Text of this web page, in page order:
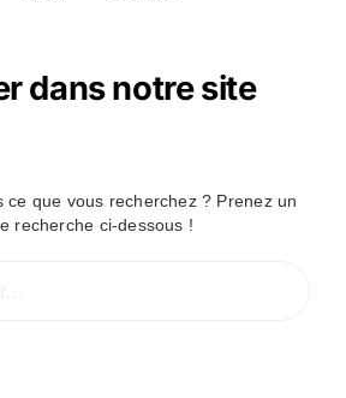
dans notre site
ce que vous recherchez ? Prenez un
recherche ci-dessous !